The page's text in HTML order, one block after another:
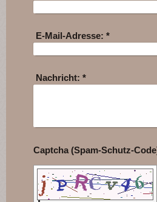
E-Mail-Adresse: *
Nachricht: *